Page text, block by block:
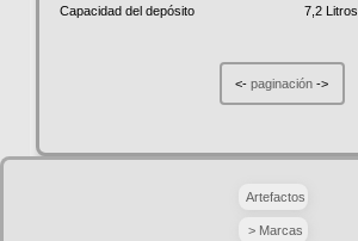
Capacidad del depósito
7,2 Litros
<-paginación ->
Artefactos
> Marcas